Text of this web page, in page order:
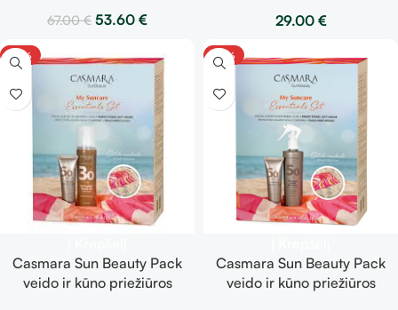
67.00€ 53.60 €
29.00 €
-20%
Casmara Sun Beauty Pack
veido ir kūno priežiūros
-20%
Casmara Sun Beauty Pack
veido ir kūno priežiūros